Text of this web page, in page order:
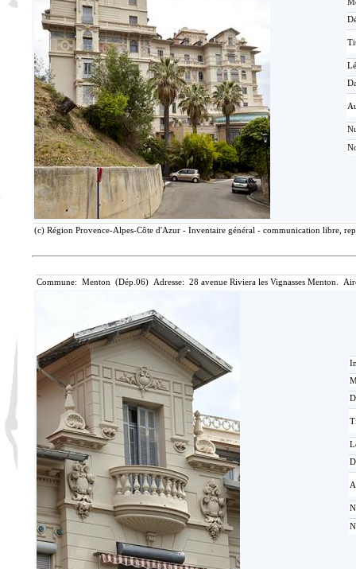
(c) Région Provence-Alpes-Côte d'Azur - Inventaire général - communication libre,
Commune: Menton (Dép.06) Adresse: 28 avenue Riviera les Vignasses Menton.